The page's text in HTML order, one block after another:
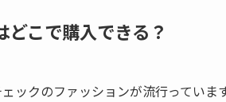
こで購入できる？
ックのファッションが流行っていま